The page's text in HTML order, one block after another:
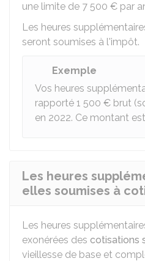
une limite de 7 500 € par
Les heures
seront soumises à l'impôt.
Exemple
Vos heures
rapporté 1 500 € brut
en 2022. Ce montant
Les heures
elles soumises à
Les heures
exonérées des cotisations
vieillesse de base et